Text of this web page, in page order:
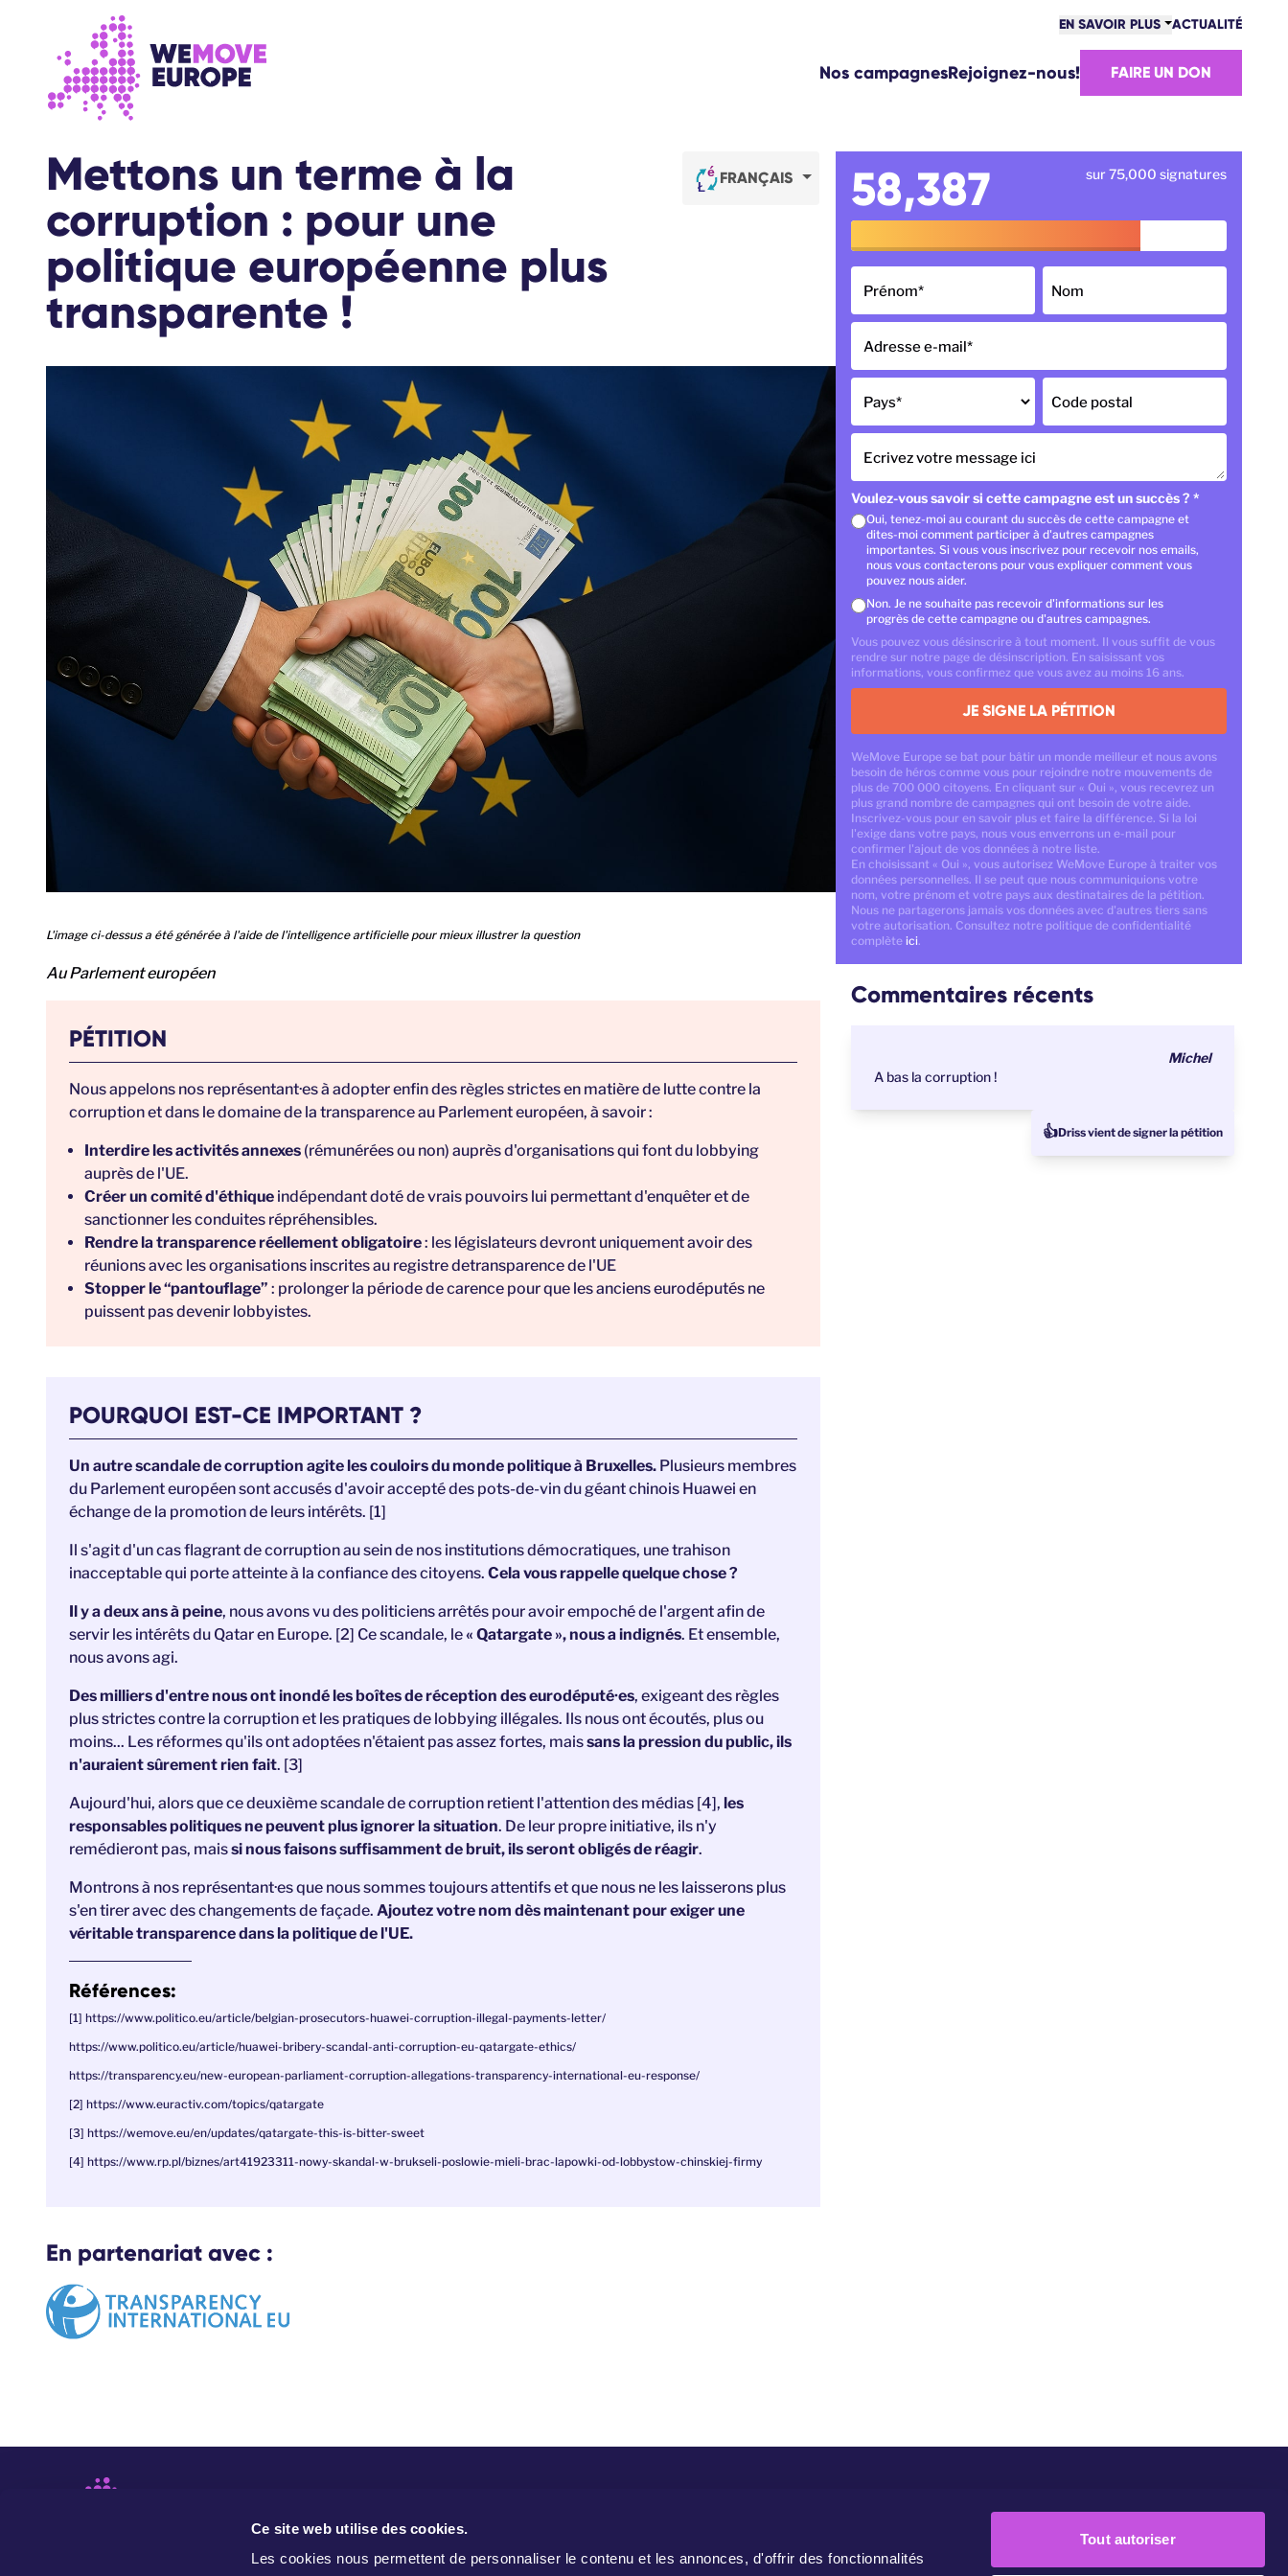
Ce site web utilise des cookies.
Les cookies nous permettent de personnaliser le contenu et les annonces, d'offrir des fonctionnalités
Tout autoriser
EN SAVOIR PLUS
NOS VICTOIRES
COMMENT SOMMES-NOUS FINANCÉS?
CONTACT
ACTUALITÉ
Nos campagnesRejoignez-nous! FAIRE UN DON
FRANÇAIS
Mettons un terme à la
corruption : pour une
politique européenne plus
transparente !
L'image ci-dessus a été générée à l'aide de l'intelligence artificielle pour mieux illustrer la question
Au Parlement européen
PÉTITION
Nous appelons nos représentant·es à adopter enfin des règles strictes en matière de lutte contre la
corruption et dans le domaine de la transparence au Parlement européen, à savoir :
Interdire les activités annexes (rémunérées ou non) auprès d'organisations qui font du lobbying
auprès de l'UE.
Créer un comité d'éthique indépendant doté de vrais pouvoirs lui permettant d'enquêter et de
sanctionner les conduites répréhensibles.
Rendre la transparence réellement obligatoire: les législateurs devront uniquement avoir des
réunions avec les organisations inscrites au registre detransparence de l'UE
Stopper le “pantouflage” : prolonger la période de carence pour que les anciens eurodéputés ne
puissent pas devenir lobbyistes.
POURQUOI EST-CE IMPORTANT ?
Un autre scandale de corruption agite les couloirs du monde politique à Bruxelles. Plusieurs membres
du Parlement européen sont accusés d'avoir accepté des pots-de-vin du géant chinois Huawei en
échange de la promotion de leurs intérêts. [1]
Il s'agit d'un cas flagrant de corruption au sein de nos institutions démocratiques, une trahison
inacceptable qui porte atteinte à la confiance des citoyens. Cela vous rappelle quelque chose ?
Il y a deux ans à peine, nous avons vu des politiciens arrêtés pour avoir empoché de l'argent afin de
servir les intérêts du Qatar en Europe. [2] Ce scandale, le« Qatargate », nous a indignés. Et ensemble,
nous avons agi.
Des milliers d'entre nous ont inondé les boîtes de réception des eurodéputé·es, exigeant des règles
plus strictes contre la corruption et les pratiques de lobbying illégales. Ils nous ont écoutés, plus ou
moins... Les réformes qu'ils ont adoptées n'étaient pas assez fortes, maissans la pression du public, ils
n'auraient sûrement rien fait. [3]
Aujourd'hui, alors que ce deuxième scandale de corruption retient l'attention des médias [4], les
responsables politiques ne peuvent plus ignorer la situation. De leur propre initiative, ils n'y
remédieront pas, maissi nous faisons suffisamment de bruit,ils seront obligés de réagir.
Montrons à nos représentant·es que nous sommes toujours attentifs et que nous ne les laisserons plus
s'en tirer avec des changements de façade. Ajoutez votre nom dès maintenant pour exiger une
véritable transparence dans la politique de l'UE.
Références:
[1] https://www.politico.eu/article/belgian-prosecutors-huawei-corruption-illegal-payments-letter/
https://www.politico.eu/article/huawei-bribery-scandal-anti-corruption-eu-qatargate-ethics/
https://transparency.eu/new-european-parliament-corruption-allegations-transparency-international-eu-response/
[2] https://www.euractiv.com/topics/qatargate
[3] https://wemove.eu/en/updates/qatargate-this-is-bitter-sweet
[4] https://www.rp.pl/biznes/art41923311-nowy-skandal-w-brukseli-poslowie-mieli-brac-lapowki-od-lobbystow-chinskiej-firmy
En partenariat avec :
58,387 sur 75,000 signatures
Prénom* Nom
Adresse e-mail*
Pays* Code postal
Ecrivez votre message ici
Voulez-vous savoir si cette campagne est un succès ? *
Oui, tenez-moi au courant du succès de cette campagne et
dites-moi comment participer à d'autres campagnes
importantes. Si vous vous inscrivez pour recevoir nos emails,
nous vous contacterons pour vous expliquer comment vous
pouvez nous aider.
Non. Je ne souhaite pas recevoir d'informations sur les
progrès de cette campagne ou d'autres campagnes.
Vous pouvez vous désinscrire à tout moment. Il vous suffit de vous
rendre sur notre page de désinscription. En saisissant vos
informations, vous confirmez que vous avez au moins 16 ans.
JE SIGNE LA PÉTITION
WeMove Europe se bat pour bâtir un monde meilleur et nous avons
besoin de héros comme vous pour rejoindre notre mouvements de
plus de 700 000 citoyens. En cliquant sur « Oui », vous recevrez un
plus grand nombre de campagnes qui ont besoin de votre aide.
Inscrivez-vous pour en savoir plus et faire la différence. Si la loi
l'exige dans votre pays, nous vous enverrons un e-mail pour
confirmer l'ajout de vos données à notre liste.
En choisissant « Oui », vous autorisez WeMove Europe à traiter vos
données personnelles. Il se peut que nous communiquions votre
nom, votre prénom et votre pays aux destinataires de la pétition.
Nous ne partagerons jamais vos données avec d'autres tiers sans
votre autorisation. Consultez notre politique de confidentialité
complète ici.
Commentaires récents
Michel
A bas la corruption !
👍Driss vient de signer la pétition